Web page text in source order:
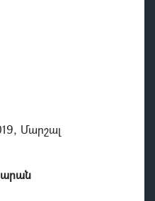
Մարշալ